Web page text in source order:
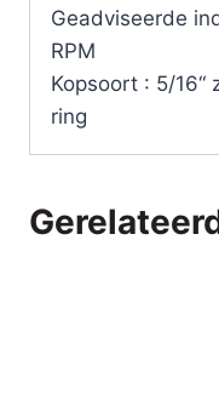
Geadviseerde
RPM
Kopsoort : 5/16“
ring